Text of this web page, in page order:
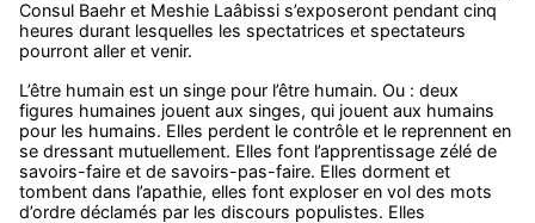
Consul Baehr et Meshie Laâbissi s’exposeront pendant cinq
heures durant lesquelles les spectatrices et spectateurs
pourront aller et venir.
L’être humain est un singe pour l’être humain. Ou : deux
figures humaines jouent aux singes, qui jouent aux humains
pour les humains. Elles perdent le contrôle et le reprennent en
se dressant mutuellement. Elles font l’apprentissage zélé de
savoirs-faire et de savoirs-pas-faire. Elles dorment et
tombent dans l’apathie, elles font exploser en vol des mots
d’ordre déclamés par les discours populistes. Elles